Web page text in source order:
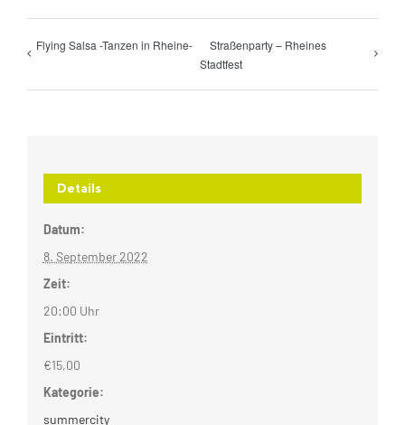
Flying Salsa -Tanzen in Rheine-
Straßenparty – Rheines
Stadtfest
Details
Datum:
8. September 2022
Zeit:
20:00 Uhr
Eintritt:
€15,00
Kategorie:
summercity